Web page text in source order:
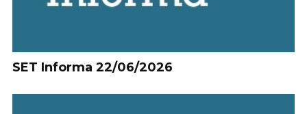
SET Informa 22/06/2026